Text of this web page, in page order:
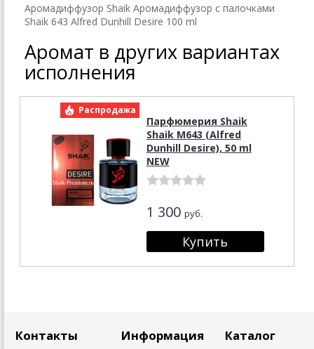
Аромадиффузор Shaik Аромадиффузор с палочками
Shaik 643 Alfred Dunhill Desire 100 ml
Аромат в других вариантах
исполнения
Распродажа
Парфюмерия Shaik
Shaik M643 (Alfred
Dunhill Desire), 50 ml
NEW
1 300 руб.
Контакты Информация Каталог